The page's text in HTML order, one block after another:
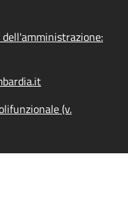
(v.